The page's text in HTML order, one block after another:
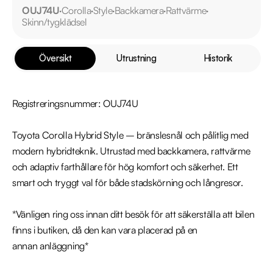
OUJ74UCorollaStyleBackkameraRattvärme
Skinn/tygklädsel
Översikt Utrustning Historik
Registreringsnummer: OUJ74U
Toyota Corolla Hybrid Style – bränslesnål och pålitlig med
modern hybridteknik. Utrustad med backkamera, rattvärme
och adaptiv farthållare för hög komfort och säkerhet. Ett
smart och tryggt val för både stadskörning och långresor.
*Vänligen ring oss innan ditt besök för att säkerställa att bilen
finns i butiken, då den kan vara placerad på en
annan anläggning*